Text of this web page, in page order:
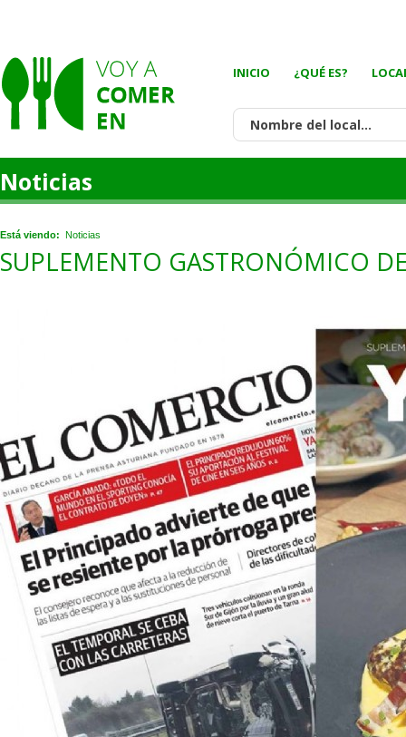
INICIO ¿QUÉ ES?
Noticias
Está viendo: Noticias
SUPLEMENTO GASTRONÓMICO